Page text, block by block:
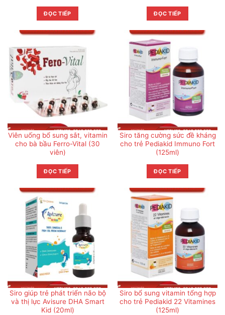
ĐỌC TIẾP ĐỌC TIẾP
Viên uống bổ sung sắt, vitamin
cho bà bầu Ferro-Vital (30
viên)
ĐỌC TIẾP
Siro tăng cường sức đề kháng
cho trẻ Pediakid Immuno Fort
(125ml)
ĐỌC TIẾP
Siro giúp trẻ phát triển não bộ
và thị lực Avisure DHA Smart
Kid (20ml)
Siro bổ sung vitamin tổng hợp
cho trẻ Pediakid 22 Vitamines
(125ml)